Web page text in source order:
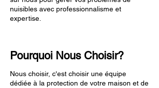
nuisibles avec professionnalisme et
expertise.
Pourquoi Nous Choisir?
Nous choisir, c'est choisir une équipe
dédiée à la protection de votre maison et de